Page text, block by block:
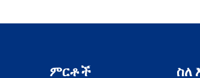
ምርቶች ስለ